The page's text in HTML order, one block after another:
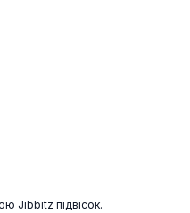
Jibbitz підвісок.